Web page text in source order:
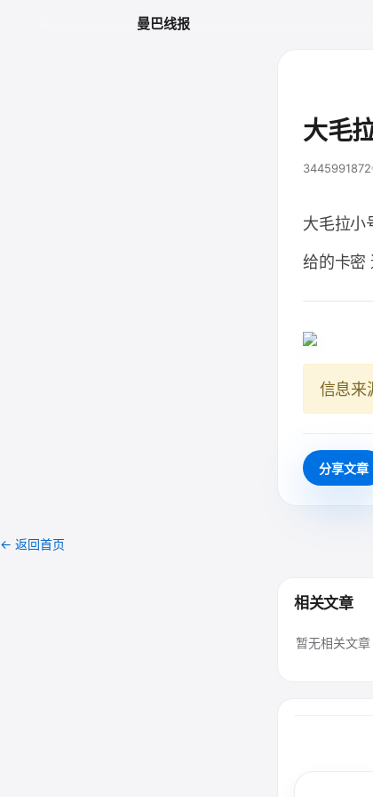
曼巴线报
大毛
3445991872
大毛拉小
给的卡密
信息来
分享文章
← 返回首页
相关文章
暂无相关文章